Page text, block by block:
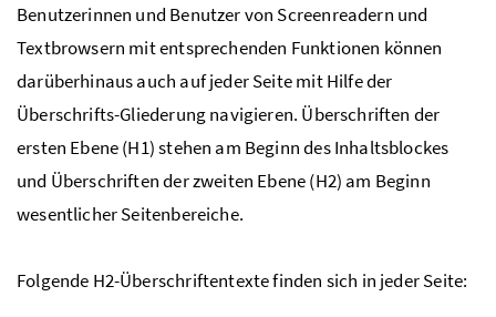
Benutzerinnen und Benutzer von Screenreadern und
Textbrowsern mit entsprechenden Funktionen können
darüberhinaus auch auf jeder Seite mit Hilfe der
Überschrifts-Gliederung navigieren. Überschriften der
ersten Ebene (H1) stehen am Beginn des Inhaltsblockes
und Überschriften der zweiten Ebene (H2) am Beginn
wesentlicher Seitenbereiche.
Folgende H2-Überschriftentexte finden sich in jeder Seite: